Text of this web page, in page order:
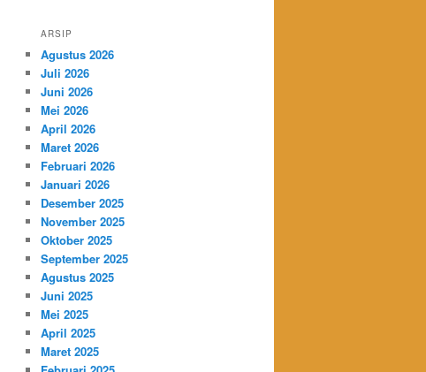
ARSIP
Agustus 2026
Juli 2026
Juni 2026
Mei 2026
April 2026
Maret 2026
Februari 2026
Januari 2026
Desember 2025
November 2025
Oktober 2025
September 2025
Agustus 2025
Juni 2025
Mei 2025
April 2025
Maret 2025